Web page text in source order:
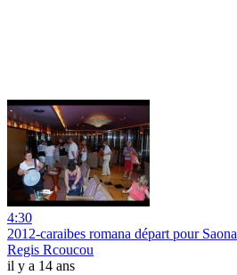
4:30
2012-caraibes romana départ pour Saona
Regis Rcoucou
il y a 14 ans